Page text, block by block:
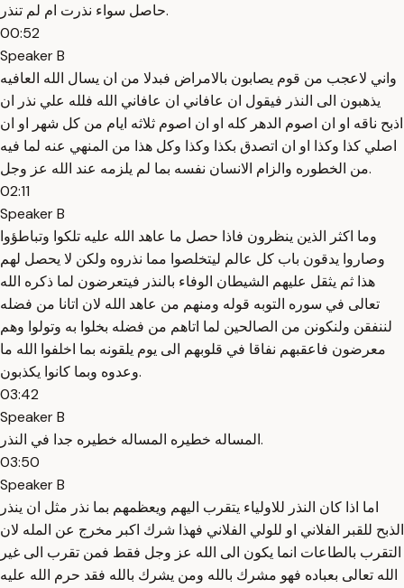
حاصل سواء نذرت ام لم تنذر.
00:52
Speaker B
واني لاعجب من قوم يصابون بالامراض فبدلا من ان يسال الله العافيه
يذهبون الى النذر فيقول ان عافاني ان عافاني الله فلله علي نذر ان
اذبح ناقه او ان اصوم الدهر كله او ان اصوم ثلاثه ايام من كل شهر او ان
اصلي كذا وكذا او ان اتصدق بكذا وكذا وكل هذا من المنهي عنه لما فيه
من الخطوره والزام الانسان نفسه بما لم يلزمه عند الله عز وجل.
02:11
Speaker B
وما اكثر الذين ينظرون فاذا حصل ما عاهد الله عليه تلكوا وتباطؤوا
وصاروا يدقون باب كل عالم ليتخلصوا مما نذروه ولكن لا يحصل لهم
هذا ثم يثقل عليهم الشيطان الوفاء بالنذر فيتعرضون لما ذكره الله
تعالى في سوره التوبه قوله ومنهم من عاهد الله لان اتانا من فضله
لننفقن ولنكونن من الصالحين لما اتاهم من فضله بخلوا به وتولوا وهم
معرضون فاعقبهم نفاقا في قلوبهم الى يوم يلقونه بما اخلفوا الله ما
وعدوه وبما كانوا يكذبون.
03:42
Speaker B
المساله خطيره المساله خطيره جدا في النذر.
03:50
Speaker B
اما اذا كان النذر للاولياء يتقرب اليهم ويعظمهم بما نذر مثل ان ينذر
الذبح للقبر الفلاني او للولي الفلاني فهذا شرك اكبر مخرج عن المله لان
التقرب بالطاعات انما يكون الى الله عز وجل فقط فمن تقرب الى غير
الله تعالى بعباده فهو مشرك بالله ومن يشرك بالله فقد حرم الله عليه